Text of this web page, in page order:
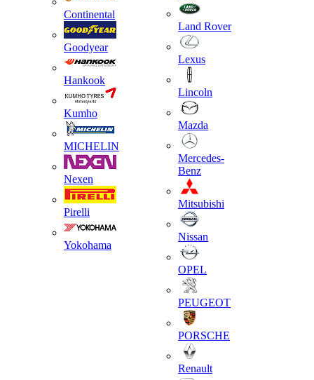
Continental
Goodyear
Hankook
Kumho
MICHELIN
Nexen
Pirelli
Yokohama
Land Rover
Lexus
Lincoln
Mazda
Mercedes-
Benz
Mitsubishi
Nissan
OPEL
PEUGEOT
PORSCHE
Renault